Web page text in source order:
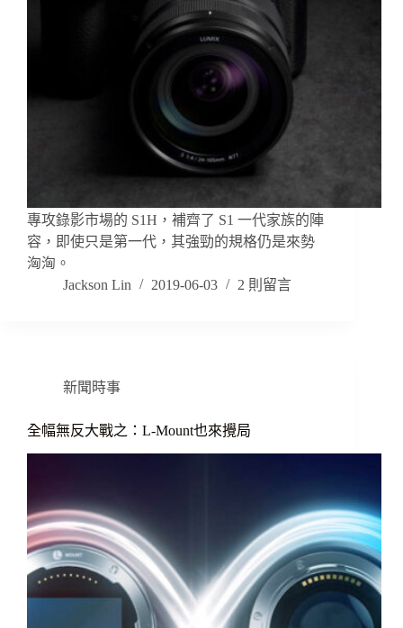
專攻錄影市場的 S1H，補齊了 S1 一代家族的陣
容，即使只是第一代，其強勁的規格仍是來勢
洶洶。
Jackson Lin
2019-06-03 2 則留言
新聞時事
全幅無反大戰之：L-Mount也來攪局